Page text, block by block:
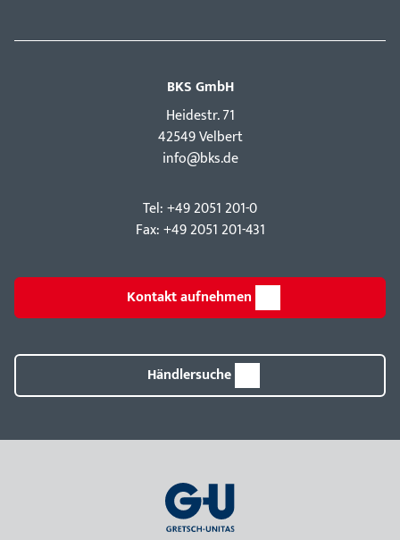
BKS GmbH
Hei­destr. 71
42549 Velbert
info@bks.de
Tel: +49 2051 201-0
Fax: +49 2051 201-431
Kontakt aufnehmen
Händlersuche